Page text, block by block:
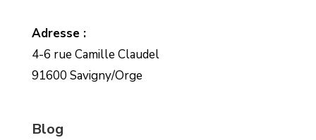
Adresse :
4-6 rue Camille Claudel
91600 Savigny/Orge
Blog